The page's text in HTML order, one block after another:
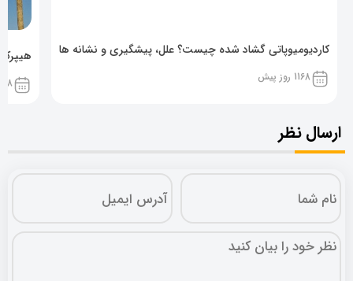
کاردیومیوپاتی گشاد شده چیست؟ علل، پیشگیری و نشانه ها
1168 روز پیش 1168
ارسال نظر